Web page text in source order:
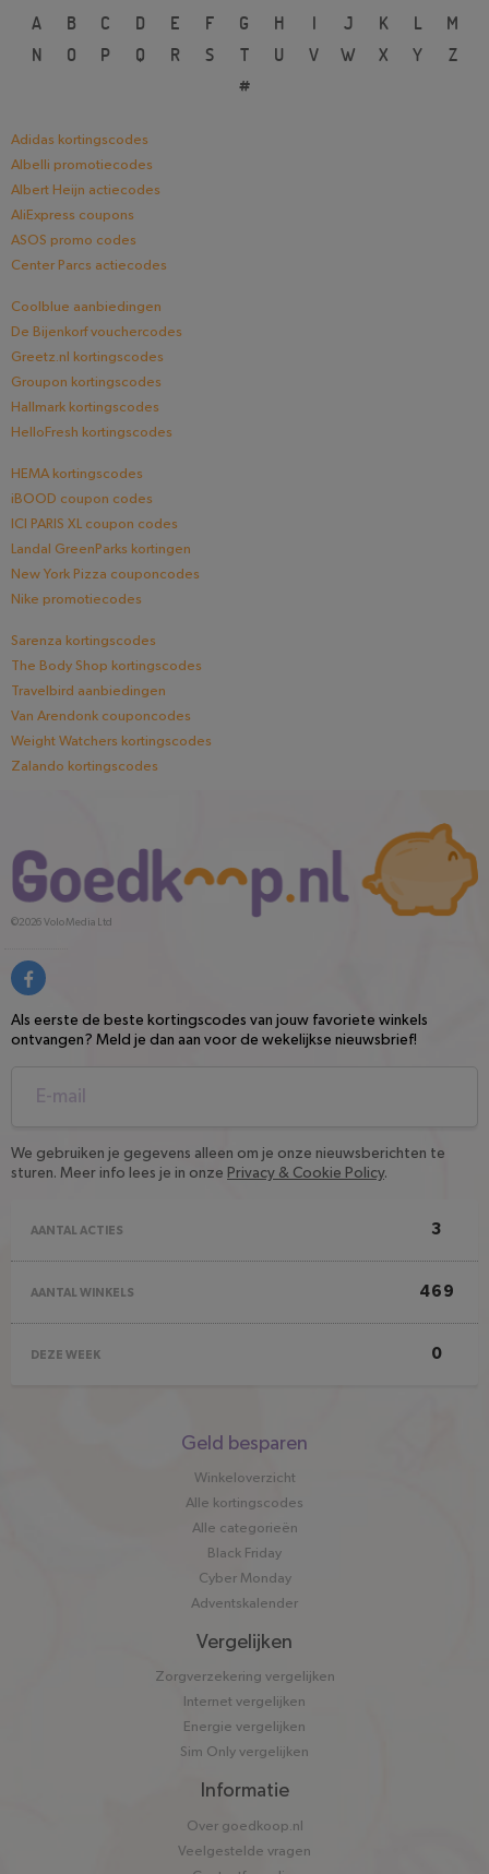
A B C D E F G H I J K L
M
N
O P Q R S T U V W X Y
Z
#
Adidas kortingscodes
Albelli promotiecodes
Albert Heijn actiecodes
AliExpress coupons
ASOS promo codes
Center Parcs actiecodes
Coolblue aanbiedingen
De Bijenkorf vouchercodes
Greetz.nl kortingscodes
Groupon kortingscodes
Hallmark kortingscodes
HelloFresh kortingscodes
HEMA kortingscodes
iBOOD coupon codes
ICI PARIS XL coupon codes
Landal GreenParks kortingen
New York Pizza couponcodes
Nike promotiecodes
Sarenza kortingscodes
The Body Shop kortingscodes
Travelbird aanbiedingen
Van Arendonk couponcodes
Weight Watchers kortingscodes
Zalando kortingscodes
©2026Volo Media Ltd
Als eerste de beste kortingscodes van jouw favoriete winkels
ontvangen? Meld je dan aan voor de wekelijkse nieuwsbrief!
We gebruiken je gegevens alleen om je onze nieuwsberichten te
sturen. Meer info lees je in onze Privacy & Cookie Policy.
AANTAL ACTIES 3
AANTAL WINKELS 469
DEZE WEEK 0
Geld besparen
Winkeloverzicht
Alle kortingscodes
Alle categorieën
Black Friday
Cyber Monday
Adventskalender
Vergelijken
Zorgverzekering vergelijken
Internet vergelijken
Energie vergelijken
Sim Only vergelijken
Informatie
Over goedkoop.nl
Veelgestelde vragen